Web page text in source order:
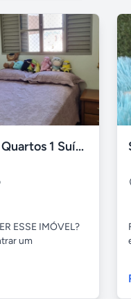
Apartamento 3 Quartos 1 Suíte No Centro de Londrina
ESSE IMÓVEL?
um